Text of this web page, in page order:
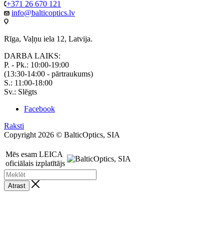
+371 26 670 121
info@balticoptics.lv
Rīga, Vaļņu iela 12, Latvija.
DARBA LAIKS:
P. - Pk.: 10:00-19:00
(13:30-14:00 - pārtraukums)
S.: 11:00-18:00
Sv.: Slēgts
Facebook
Raksti
Copyright 2026 © BalticOptics, SIA
Mēs esam LEICA
oficiālais izplatītājs
Atrast